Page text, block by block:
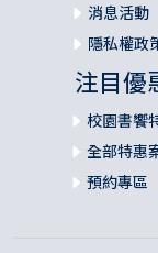
消息活動
隱私權政
注目優
校園書饗
全部特惠
預約專區